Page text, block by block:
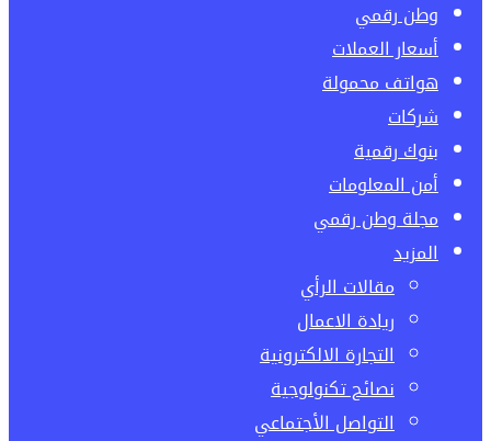
وطن رقمي
أسعار العملات
هواتف محمولة
شركات
بنوك رقمية
أمن المعلومات
مجلة وطن رقمي
المزيد
مقالات الرأي
ريادة الاعمال
التجارة الالكترونية
نصائح تكنولوجية
التواصل الأجتماعي